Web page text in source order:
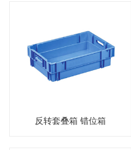
反转套叠箱 错位箱